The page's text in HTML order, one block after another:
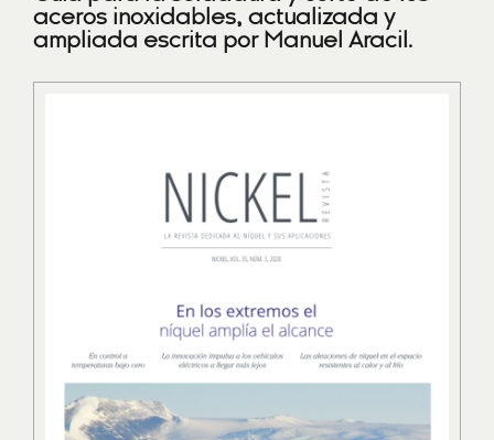
aceros inoxidables, actualizada y
ampliada escrita por Manuel Aracil.